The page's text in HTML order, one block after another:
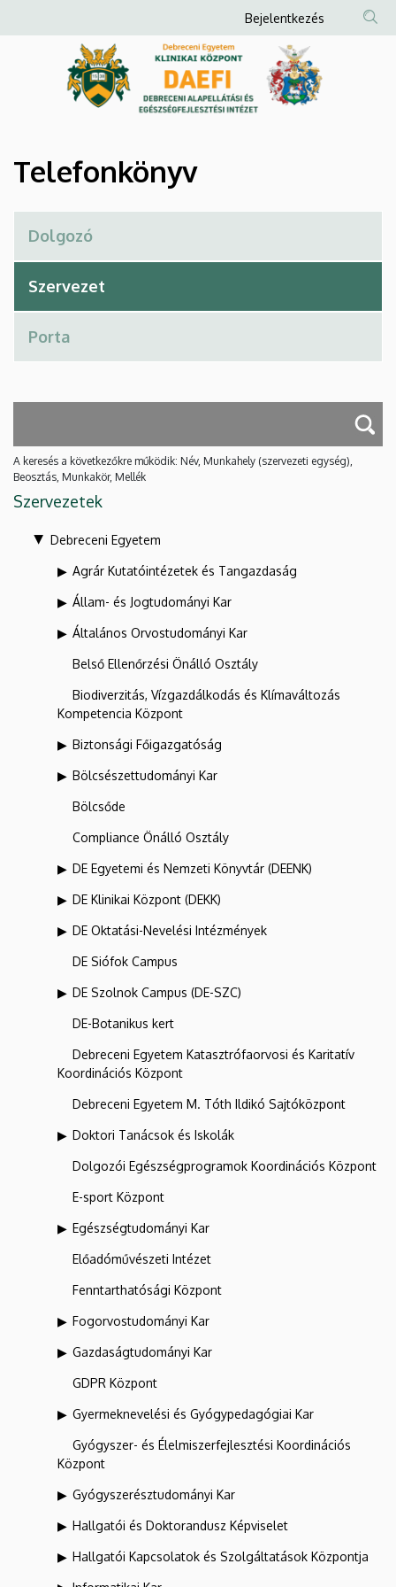
Debreceni
és
Egészségfejlesztési
Intézet
a
Anonim
Felhasználói
fiók
menüje
Bejelentkezés
Telefonkönyv
A keresés a következőkre működik: Név, Munkahely (szervezeti egység),
Beosztás, Munkakör, Mellék
Szervezetek
Debreceni Egyetem
Agrár Kutatóintézetek és Tangazdaság
Állam- és Jogtudományi Kar
Általános Orvostudományi Kar
Belső Ellenőrzési Önálló Osztály
Biodiverzitás, Vízgazdálkodás és Klímaváltozás
Kompetencia Központ
Biztonsági Főigazgatóság
Bölcsészettudományi Kar
Bölcsőde
Compliance Önálló Osztály
DE Egyetemi és Nemzeti Könyvtár (DEENK)
DE Klinikai Központ (DEKK)
DE Oktatási-Nevelési Intézmények
DE Siófok Campus
DE Szolnok Campus (DE-SZC)
DE-Botanikus kert
Debreceni Egyetem Katasztrófaorvosi és Karitatív
Koordinációs Központ
Debreceni Egyetem M. Tóth Ildikó Sajtóközpont
Doktori Tanácsok és Iskolák
Dolgozói Egészségprogramok Koordinációs Központ
E-sport Központ
Egészségtudományi Kar
Előadóművészeti Intézet
Fenntarthatósági Központ
Fogorvostudományi Kar
Gazdaságtudományi Kar
GDPR Központ
Gyermeknevelési és Gyógypedagógiai Kar
Gyógyszer- és Élelmiszerfejlesztési Koordinációs
Központ
Gyógyszerésztudományi Kar
Hallgatói és Doktorandusz Képviselet
Hallgatói Kapcsolatok és Szolgáltatások Központja